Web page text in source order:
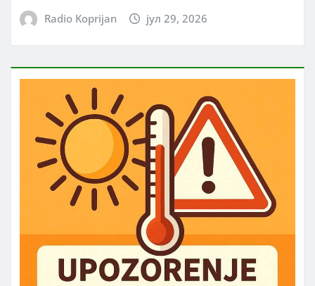
Radio Koprijan јул 29, 2026